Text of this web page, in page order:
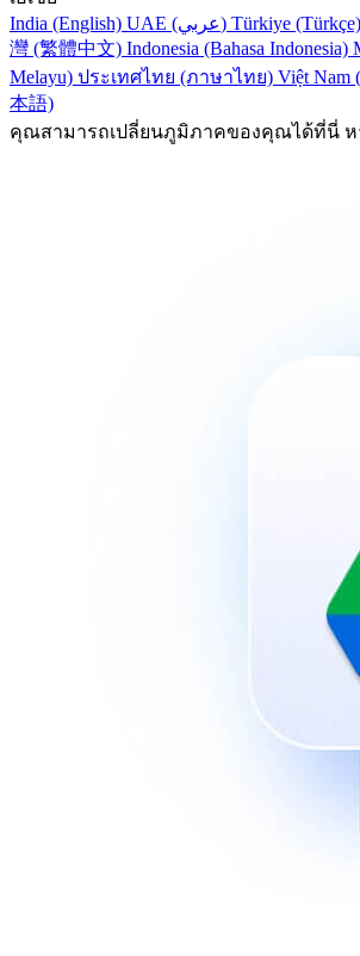
India (English)
UAE (عربي) Türkiye (Türkçe)
灣 (繁體中文) Indonesia (Bahasa Indonesia)
Melayu) ประเทศไทย (ภาษาไทย) Việt Nam
本語)
คุณสามารถเปลี่ยนภูมิภาคของคุณได้ที่นี่ ห